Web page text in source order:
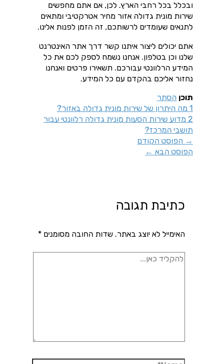
ובכלל בכל רחבי הארץ. לכן, אם אתם מחפשים
שירות מונית גדולה אזור מחיר אטרקטיבי ומתאים
לתנאים שעומדים לרשותכם, זה הזמן לפנות אלינו.
אתם יכולים ליצור איתנו קשר דרך אתר האינטרנט
שלנו וכן בטלפון. אנחנו נשמח לספק לכם את כל
המידע הרלוונטי עבורכם. תשאירו פרטים ואנחנו
נחזור אליכם בהקדם עם כל המידע.
תוכן הסתר
1 מה היתרון של שירות מונית גדולה באזור?
2 מדוע שירות הסעות מונית גדולה רלוונטי עבור
תושבי המרכז?
→ הפוסט הקודם
הפוסט הבא ←
כתיבת תגובה
האימייל לא יוצג באתר. שדות החובה מסומנים*
להקליד